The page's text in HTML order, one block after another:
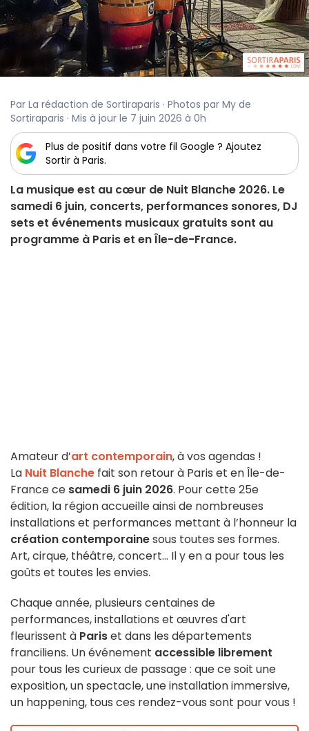
Par La rédaction de Sortiraparis · Photos par My de
Sortiraparis · Mis à jour le 7 juin 2026 à 0h
Plus de positif dans votre fil Google ? Ajoutez
Sortir à Paris.
La musique est au cœur de Nuit Blanche 2026. Le
samedi 6 juin, concerts, performances sonores, DJ
sets et événements musicaux gratuits sont au
programme à Paris et en Île-de-France.
Amateur d’art contemporain, à vos agendas !
La Nuit Blanche fait son retour à Paris et en Île-de-
France ce samedi 6 juin 2026. Pour cette 25e
édition, la région accueille ainsi de nombreuses
installations et performances mettant à l’honneur la
création contemporainesous toutes ses formes.
Art, cirque, théâtre, concert... Il y en a pour tous les
goûts et toutes les envies.
Chaque année, plusieurs centaines de
performances, installations et œuvres d'art
fleurissent à Pariset dans les départements
franciliens. Un événement accessible librement
pour tous les curieux de passage : que ce soit une
exposition, un spectacle, une installation immersive,
un happening, tous ces rendez-vous sont pour vous !